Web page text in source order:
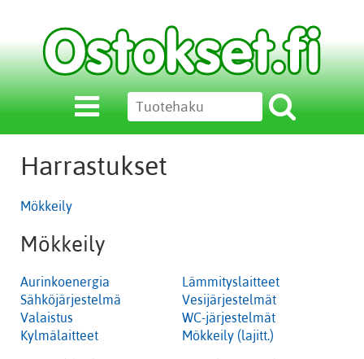
Harrastukset
Mökkeily
Mökkeily
Aurinkoenergia
Sähköjärjestelmä
Valaistus
Kylmälaitteet
Lämmityslaitteet
Vesijärjestelmät
WC-järjestelmät
Mökkeily (lajitt.)